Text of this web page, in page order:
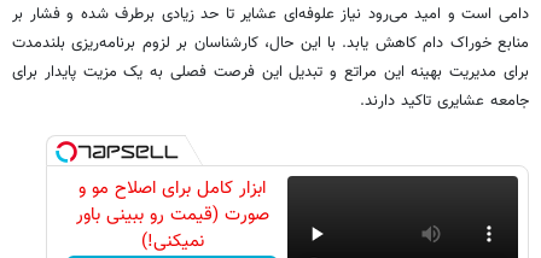
دامی است و امید می‌رود نیاز علوفه‌ای عشایر تا حد زیادی برطرف شده و فشار بر
منابع خوراک دام کاهش یابد. با این حال، کارشناسان بر لزوم برنامه‌ریزی بلندمدت
برای مدیریت بهینه این مراتع و تبدیل این فرصت فصلی به یک مزیت پایدار برای
جامعه عشایری تاکید دارند.
ابزار کامل برای اصلاح مو و
صورت (قیمت رو ببینی باور
نمیکنی!)